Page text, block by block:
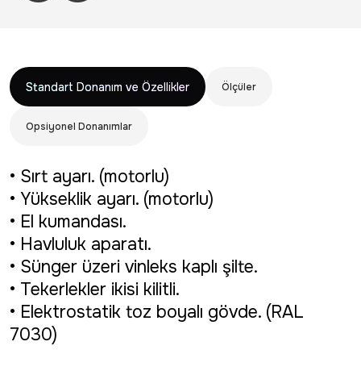
Standart Donanım ve Özellikler Ölçüler
Opsiyonel Donanımlar
• Sırt ayarı. (motorlu)
• Yükseklik ayarı. (motorlu)
• El kumandası.
• Havluluk aparatı.
• Sünger üzeri vinleks kaplı şilte.
• Tekerlekler ikisi kilitli.
• Elektrostatik toz boyalı gövde. (RAL
7030)